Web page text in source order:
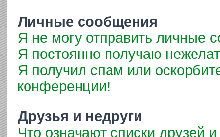
Личные сообщения
Я не могу отправить личные
Я постоянно получаю
Я получил спам или
конференции!
Друзья и недруги
Что означают списки друзей и